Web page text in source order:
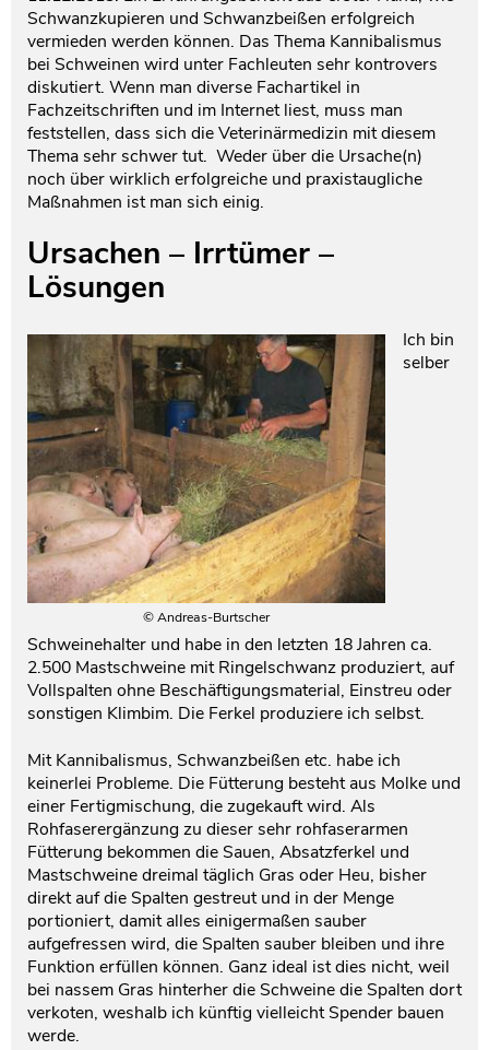
Schwanzkupieren und Schwanzbeißen erfolgreich
vermieden werden können. Das Thema Kannibalismus
bei Schweinen wird unter Fachleuten sehr kontrovers
diskutiert. Wenn man diverse Fachartikel in
Fachzeitschriften und im Internet liest, muss man
feststellen, dass sich die Veterinärmedizin mit diesem
Thema sehr schwer tut. Weder über die Ursache(n)
noch über wirklich erfolgreiche und praxistaugliche
Maßnahmen ist man sich einig.
Ursachen – Irrtümer –
Lösungen
© Andreas-Burtscher
Ich bin
selber
Schweinehalter und habe in den letzten 18 Jahren ca.
2.500 Mastschweine mit Ringelschwanz produziert, auf
Vollspalten ohne Beschäftigungsmaterial, Einstreu oder
sonstigen Klimbim. Die Ferkel produziere ich selbst.
Mit Kannibalismus, Schwanzbeißen etc. habe ich
keinerlei Probleme. Die Fütterung besteht aus Molke und
einer Fertigmischung, die zugekauft wird. Als
Rohfaserergänzung zu dieser sehr rohfaserarmen
Fütterung bekommen die Sauen, Absatzferkel und
Mastschweine dreimal täglich Gras oder Heu, bisher
direkt auf die Spalten gestreut und in der Menge
portioniert, damit alles einigermaßen sauber
aufgefressen wird, die Spalten sauber bleiben und ihre
Funktion erfüllen können. Ganz ideal ist dies nicht, weil
bei nassem Gras hinterher die Schweine die Spalten dort
verkoten, weshalb ich künftig vielleicht Spender bauen
werde.
Testament und Nachlass
Netzwerk- und Kooperationspartner